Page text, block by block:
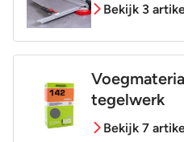
Bekijk 3
tegelwerk
Bekijk 7